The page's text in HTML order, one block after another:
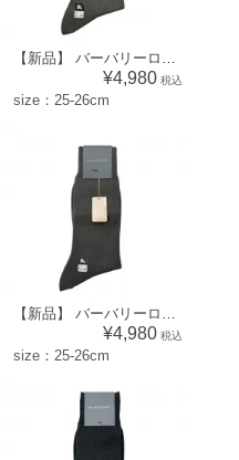
【新品】 バーバリーロンドン BURBERRY LONDON メンズ 靴下 ソックス （ドット×ワンポイント柄）ダークグレー系 [size:25-26cm] 52564
¥4,980 税込
size：25-26cm
【新品】 バーバリーロンドン BURBERRY LONDON メンズ 靴下 ソックス （チェック柄）ダークブラウン系 [size:25-26cm] 52571
¥4,980 税込
size：25-26cm